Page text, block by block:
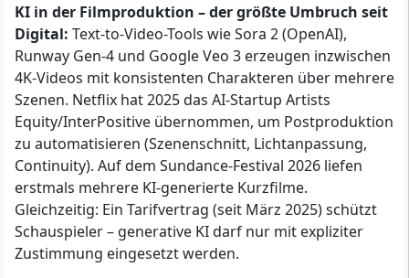
KI in der Filmproduktion – der größte Umbruch seit
Digital: Text-to-Video-Tools wie Sora 2 (OpenAI),
Runway Gen-4 und Google Veo 3 erzeugen inzwischen
4K-Videos mit konsistenten Charakteren über mehrere
Szenen. Netflix hat 2025 das AI-Startup Artists
Equity/InterPositive übernommen, um Postproduktion
zu automatisieren (Szenenschnitt, Lichtanpassung,
Continuity). Auf dem Sundance-Festival 2026 liefen
erstmals mehrere KI-generierte Kurzfilme.
Gleichzeitig: Ein Tarifvertrag (seit März 2025) schützt
Schauspieler – generative KI darf nur mit expliziter
Zustimmung eingesetzt werden.